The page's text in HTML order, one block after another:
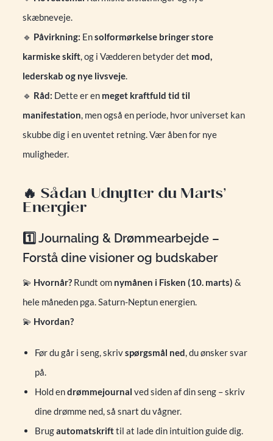
skæbneveje.
🔹 Påvirkning: Ensolformørkelse bringer store
karmiske skift, og i Vædderen betyder det mod,
lederskab og nye livsveje.
🔹 Råd: Dette er en meget kraftfuld tid til
manifestation, men også en periode, hvor universet kan
skubbe dig i en uventet retning. Vær åben for nye
muligheder.
🔥 Sådan Udnytter du Marts’
Energier
1️⃣ Journaling & Drømmearbejde –
Forstå dine visioner og budskaber
💫 Hvornår?Rundt om nymånen i Fisken (10. marts) &
hele måneden pga. Saturn-Neptun energien.
💫 Hvordan?
Før du går i seng, skrivspørgsmål ned, du ønsker svar
på.
Hold endrømmejournal ved siden af din seng – skriv
dine drømme ned, så snart du vågner.
Brugautomatskrifttil at lade din intuition guide dig.